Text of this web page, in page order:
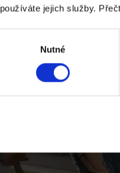
používáte jejich služby.
Nutné